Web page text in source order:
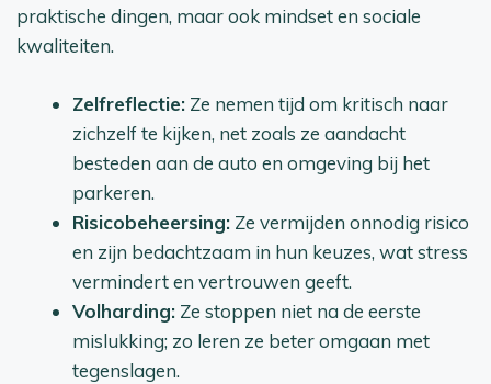
praktische dingen, maar ook mindset en sociale
kwaliteiten.
Zelfreflectie: Ze nemen tijd om kritisch naar
zichzelf te kijken, net zoals ze aandacht
besteden aan de auto en omgeving bij het
parkeren.
Risicobeheersing: Ze vermijden onnodig risico
en zijn bedachtzaam in hun keuzes, wat stress
vermindert en vertrouwen geeft.
Volharding: Ze stoppen niet na de eerste
mislukking; zo leren ze beter omgaan met
tegenslagen.